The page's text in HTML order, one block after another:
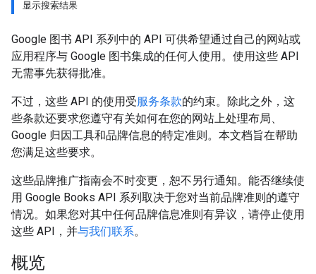
显示搜索结果
Google 图书 API 系列中的 API 可供希望通过自己的网站或
应用程序与 Google 图书集成的任何人使用。使用这些 API
无需事先获得批准。
不过，这些 API 的使用受服务条款的约束。除此之外，这
些条款还要求您遵守有关如何在您的网站上处理布局、
Google 归因工具和品牌信息的特定准则。本文档旨在帮助
您满足这些要求。
这些品牌推广指南会不时变更，恕不另行通知。能否继续使
用 Google Books API 系列取决于您对当前品牌准则的遵守
情况。如果您对其中任何品牌信息准则有异议，请停止使用
这些 API，并与我们联系。
概览